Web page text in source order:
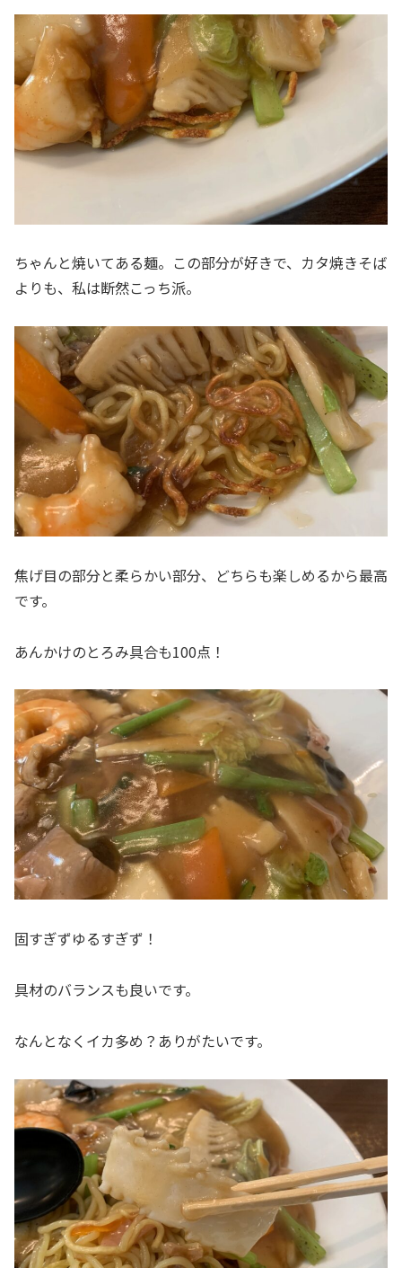
ちゃんと焼いてある麺。この部分が好きで、カタ焼きそば
よりも、私は断然こっち派。
焦げ目の部分と柔らかい部分、どちらも楽しめるから最高
です。
あんかけのとろみ具合も100点！
固すぎずゆるすぎず！
具材のバランスも良いです。
なんとなくイカ多め？ありがたいです。